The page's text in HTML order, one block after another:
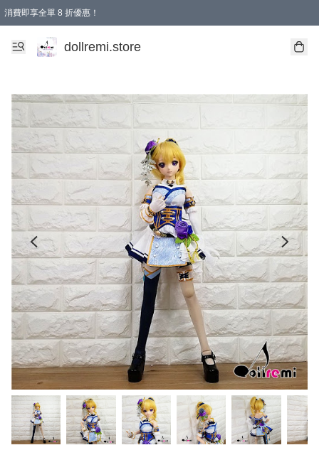
消費即享全單 8 折優惠！
購物滿 HKD 1500.00即享免運費優惠！（適用於 本地送貨、本地取貨、國際送貨 )
dollremi.store